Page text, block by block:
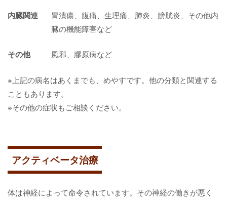
内臓関連
胃潰瘍、腹痛、生理痛、肺炎、膀胱炎、その他内
臓の機能障害など
その他 風邪、膠原病など
※上記の病名はあくまでも、めやすです。他の分類と関連する
こともあります。
※その他の症状もご相談ください。
アクティベータ治療
体は神経によって命令されています。その神経の働きが悪く